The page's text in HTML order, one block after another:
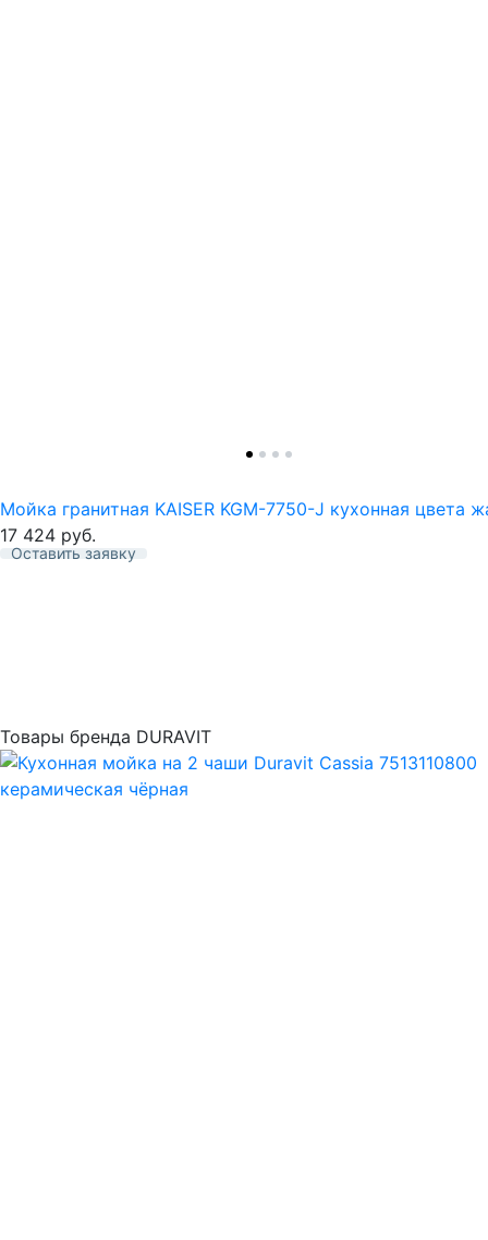
Мойка гранитная KAISER KGM-7750-J кухонная цвета
17 424 руб.
Оставить заявку
Товары бренда DURAVIT